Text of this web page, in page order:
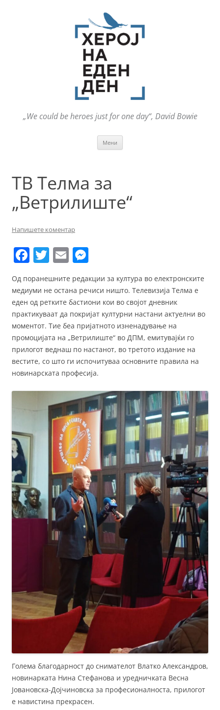
„We could be heroes just for one day“, David Bowie
Мени
ТВ Телма за
„Ветрилиште“
Напишете коментар
F
c
e
b
o
o
k
T
itt
er
E
ai
l
ss
e
n
g
er
Од поранешните редакции за култура во електронските
медиуми не остана речиси ништо. Телевизија Телма е
еден од ретките бастиони кои во својот дневник
практикуваат да покријат културни настани актуелни во
моментот. Тие беа пријатното изненадување на
промоцијата на „Ветрилиште“ во ДПМ, емитувајќи го
прилогот веднаш по настанот, во третото издание на
вестите, со што ги испочитуваа основните правила на
новинарската професија.
Голема благодарност до снимателот Влатко Александров,
новинарката Нина Стефанова и уредничката Весна
Јовановска-Дојчиновска за професионалноста, прилогот
е навистина прекрасен.